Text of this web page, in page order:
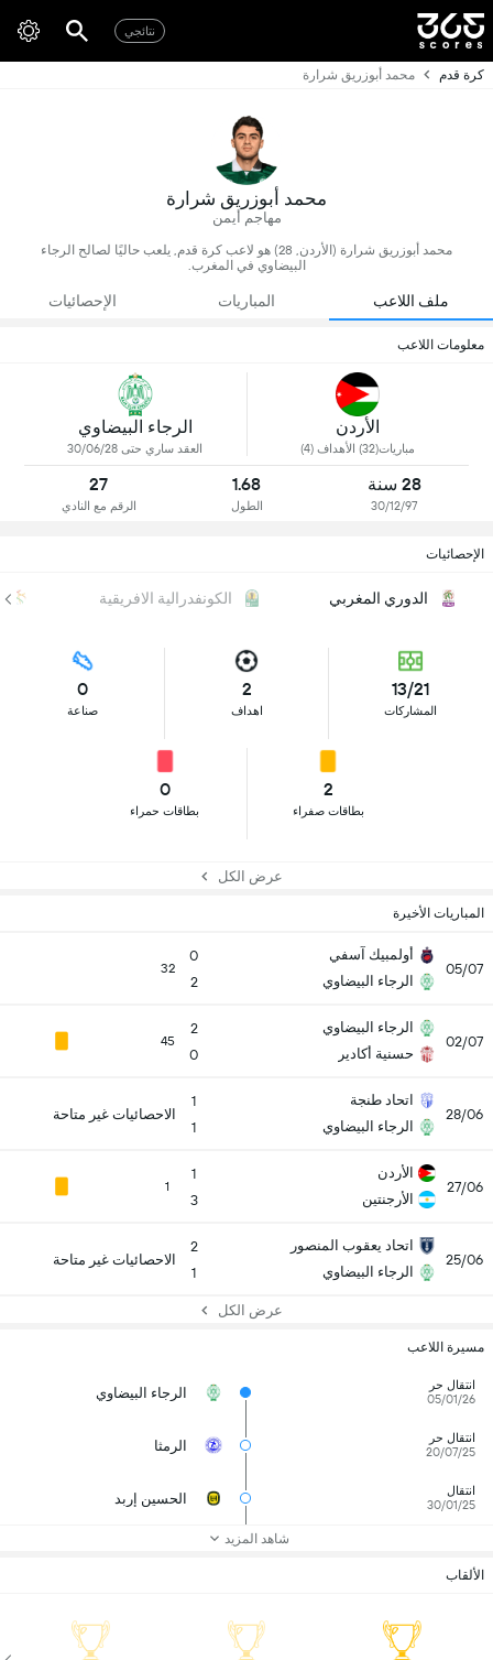
نتائجي
كرة قدم محمد أبوزريق شرارة
محمد أبوزريق شرارة
مهاجم أيمن
محمد أبوزريق شرارة (الأردن, 28) هو لاعب كرة قدم, يلعب حاليًا لصالح الرجاء
البيضاوي في المغرب.
ملف اللاعب المباريات الإحصائيات
معلومات اللاعب
الأردن
مباريات(32) الأهداف (4)
الرجاء البيضاوي
العقد ساري حتى 30/06/28
28 سنة
30/12/97
1.68
الطول
27
الرقم مع النادي
الإحصائيات
الدوري المغربي الكونفدرالية الافريقية
13/21
المشاركات
2
اهداف
0
صناعة
2
بطاقات صفراء
0
بطاقات حمراء
عرض الكل
المباريات الأخيرة
05/07
أولمبيك آسفي
الرجاء البيضاوي
0
2
32
02/07
الرجاء البيضاوي
حسنية أكادير
2
0
45
28/06
اتحاد طنجة
الرجاء البيضاوي
1
1
الاحصائيات غير متاحة
27/06
الأردن
الأرجنتين
1
3
1
25/06
اتحاد يعقوب المنصور
الرجاء البيضاوي
2
1
الاحصائيات غير متاحة
عرض الكل
مسيرة اللاعب
انتقال حر
05/01/26
الرجاء البيضاوي
انتقال حر
20/07/25
الرمثا
انتقال
30/01/25
الحسين إربد
شاهد المزيد
الألقاب